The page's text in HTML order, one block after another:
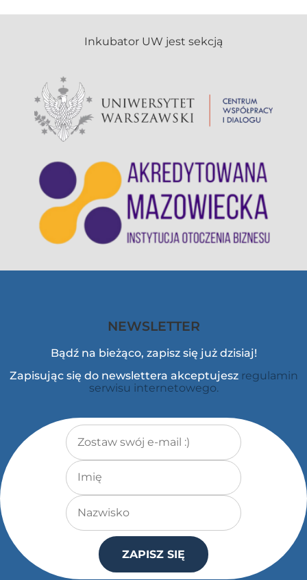
NEWSLETTER
Bądź na bieżąco, zapisz się już dzisiaj!
Zapisując się do newslettera akceptujesz regulamin
serwisu internetowego.
Adres e-mail*
Imię
Nazwisko
ZAPISZ SIĘ